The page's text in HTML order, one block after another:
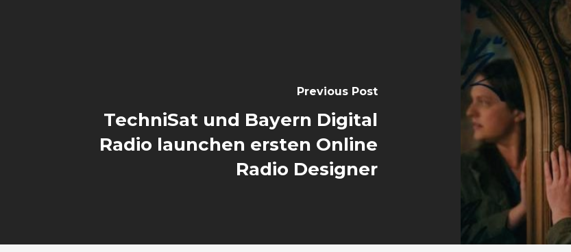
Previous Post
TechniSat und Bayern Digital
Radio launchen ersten Online
Radio Designer